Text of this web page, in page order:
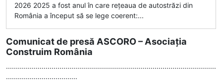
2026 2025 a fost anul în care rețeaua de autostrăzi din
România a început să se lege coerent:...
Comunicat de presă ASCORO – Asociația
Construim România
..........................................................................................................
....................................